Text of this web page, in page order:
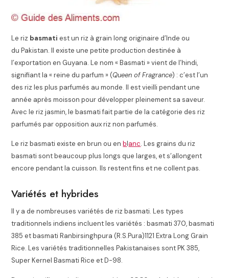
Le riz basmati est un riz à grain long originaire d’Inde ou
du Pakistan. Il existe une petite production destinée à
l’exportation en Guyana. Le nom « Basmati » vient de l’hindi,
signifiant la « reine du parfum » (Queen of Fragrance) : c’est l’un
des riz les plus parfumés au monde. Il est vieilli pendant une
année après moisson pour développer pleinement sa saveur.
Avec le riz jasmin, le basmati fait partie de la catégorie des riz
parfumés par opposition aux riz non parfumés.
Le riz basmati existe en brun ou enblanc. Les grains du riz
basmati sont beaucoup plus longs que larges, et s’allongent
encore pendant la cuisson. Ils restent fins et ne collent pas.
Variétés et hybrides
Il y a de nombreuses variétés de riz basmati. Les types
traditionnels indiens incluent les variétés : basmati 370, basmati
385 et basmati Ranbirsinghpura (R.S.Pura)1121 Extra Long Grain
Rice. Les variétés traditionnelles Pakistanaises sont PK 385,
Super Kernel Basmati Rice et D-98.